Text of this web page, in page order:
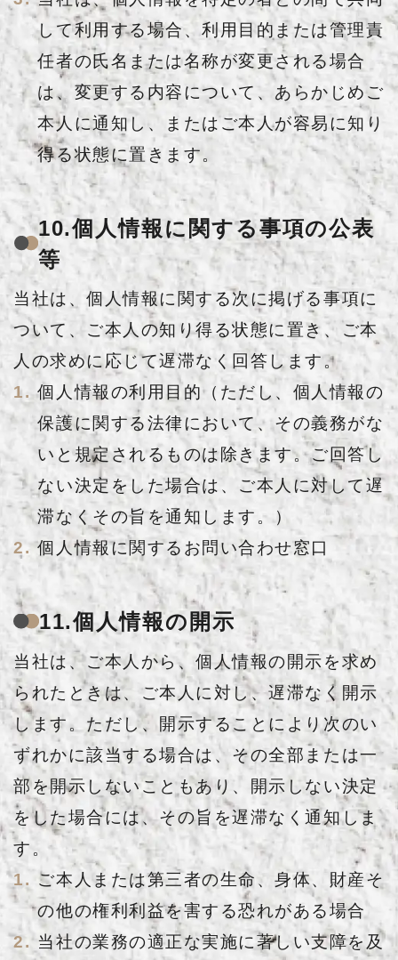
して利用する場合、利用目的または管理責
任者の氏名または名称が変更される場合
は、変更する内容について、あらかじめご
本人に通知し、またはご本人が容易に知り
得る状態に置きます。
10.個人情報に関する事項の公表
等
当社は、個人情報に関する次に掲げる事項に
ついて、ご本人の知り得る状態に置き、ご本
人の求めに応じて遅滞なく回答します。
個人情報の利用目的（ただし、個人情報の
保護に関する法律において、その義務がな
いと規定されるものは除きます。ご回答し
ない決定をした場合は、ご本人に対して遅
滞なくその旨を通知します。）
個人情報に関するお問い合わせ窓口
11.個人情報の開示
当社は、ご本人から、個人情報の開示を求め
られたときは、ご本人に対し、遅滞なく開示
します。ただし、開示することにより次のい
ずれかに該当する場合は、その全部または一
部を開示しないこともあり、開示しない決定
をした場合には、その旨を遅滞なく通知しま
す。
ご本人または第三者の生命、身体、財産そ
の他の権利利益を害する恐れがある場合
当社の業務の適正な実施に著しい支障を及